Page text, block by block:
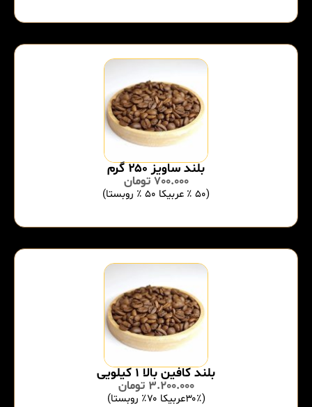
بلند ساویز ۲۵۰ گرم
700.000 تومان
(۵۰ ٪ عربیکا ۵۰ ٪ روبستا)
بلند کافین بالا ۱ کیلویی
3.200.000 تومان
(۳۰٪عربیکا ۷۰٪ روبستا)